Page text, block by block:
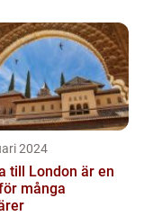
2024
till London är en
många